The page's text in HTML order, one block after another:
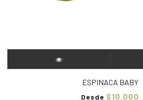
ESPINACA BABY
Desde $10.000